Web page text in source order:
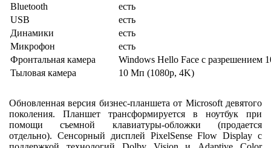
Bluetooth
есть
USB
есть
Динамики
есть
Микрофон
есть
Фронтальная камера
Windows Hello Face с разрешением
Тыловая камера
10 Мп (1080p, 4K)
Обновленная версия бизнес-планшета от Microsoft девятого
поколения. Планшет трансформируется в ноутбук при
помощи съемной клавиатуры-обложки (продается
отдельно). Сенсорный дисплей PixelSense Flow Display с